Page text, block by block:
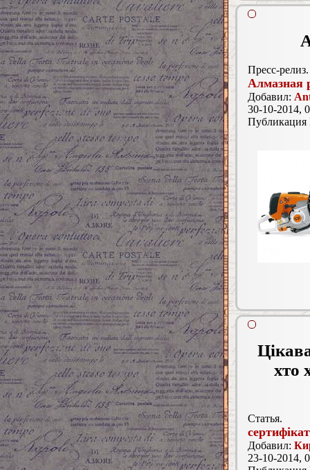
Пресс-релиз.
Алмазная
Добавил:
30-10-2014,
хто
Статья.
Добавил:
23-10-2014,